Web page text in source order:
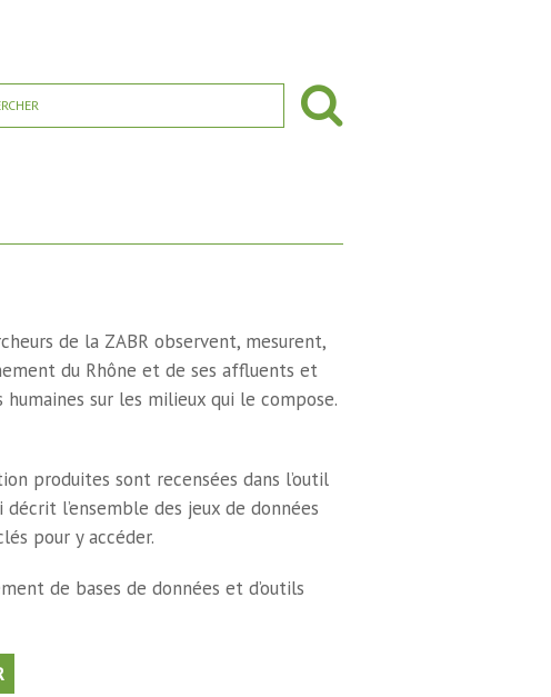
de la ZABR observent, mesurent,
du Rhône et de ses affluents et
sur les milieux qui le compose.
produites sont recensées dans l’outil
l’ensemble des jeux de données
pour y accéder.
de bases de données et d’outils